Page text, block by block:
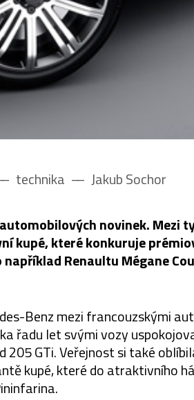
technika –– Jakub Sochor
novinek. Mezi
kupé, které konkuruje
Renaultu Mégane
Benz mezi francouzskými
řadu let svými vozy
205 GTi. Veřejnost si také
kupé, které do atraktivního